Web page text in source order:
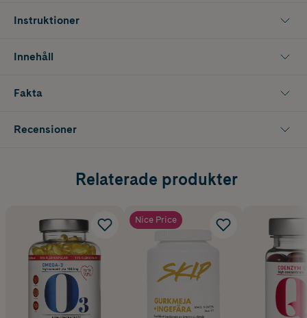
vatten så undviks lukt vilket är perfekt för dig som vill åt vitlökens
kapslarna eller dela dem och äta upp innehållet men då är de inte
längre säkert att de är luktfria.
Instruktioner
Innehåll
Fakta
Recensioner
Relaterade produkter
Nice Price